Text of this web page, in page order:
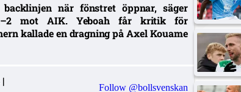
när fönstret öppnar, säger
mot AIK. Yeboah får kritik för
kallade en dragning på Axel Kouame
|
Follow @bollsvenskan